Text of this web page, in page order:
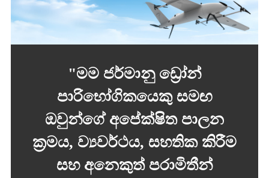
"මම ජර්මානු ඩ්‍රෝන්
පාරිභෝගිකයෙකු සමඟ
ඔවුන්ගේ අපේක්ෂිත පාලන
ක්‍රමය, ව්‍යවර්ථය, සහතික කිරීම
සහ අනෙකුත් පරාමිතීන්